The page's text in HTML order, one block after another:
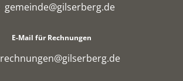
gemeinde@gilserberg.de
E-Mail für Rechnungen
rechnungen@gilserberg.de